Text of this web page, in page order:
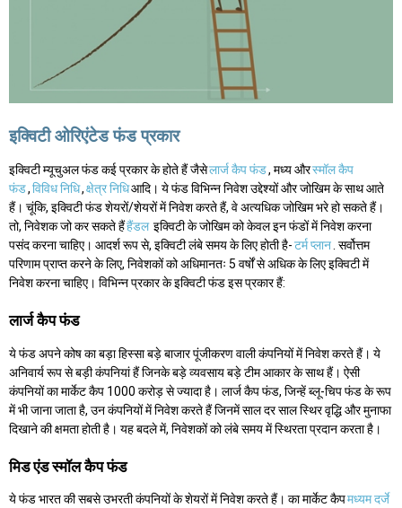
इक्विटी ओरिएंटेड फंड प्रकार
इक्विटी म्यूचुअल फंड कई प्रकार के होते हैं जैसेलार्ज कैप फंड, मध्य औरस्मॉल कैप
फंड,विविध निधि,क्षेत्र निधिआदि। ये फंड विभिन्न निवेश उद्देश्यों और जोखिम के साथ आते
हैं। चूंकि, इक्विटी फंड शेयरों/शेयरों में निवेश करते हैं, वे अत्यधिक जोखिम भरे हो सकते हैं।
तो, निवेशक जो कर सकते हैंहैंडल इक्विटी के जोखिम को केवल इन फंडों में निवेश करना
पसंद करना चाहिए। आदर्श रूप से, इक्विटी लंबे समय के लिए होती है-टर्म प्लान . सर्वोत्तम
परिणाम प्राप्त करने के लिए, निवेशकों को अधिमानतः 5 वर्षों से अधिक के लिए इक्विटी में
निवेश करना चाहिए। विभिन्न प्रकार के इक्विटी फंड इस प्रकार हैं:
लार्ज कैप फंड
ये फंड अपने कोष का बड़ा हिस्सा बड़े बाजार पूंजीकरण वाली कंपनियों में निवेश करते हैं। ये
अनिवार्य रूप से बड़ी कंपनियां हैं जिनके बड़े व्यवसाय बड़े टीम आकार के साथ हैं। ऐसी
कंपनियों का मार्केट कैप 1000 करोड़ से ज्यादा है। लार्ज कैप फंड, जिन्हें ब्लू-चिप फंड के रूप
में भी जाना जाता है, उन कंपनियों में निवेश करते हैं जिनमें साल दर साल स्थिर वृद्धि और मुनाफा
दिखाने की क्षमता होती है। यह बदले में, निवेशकों को लंबे समय में स्थिरता प्रदान करता है।
मिड एंड स्मॉल कैप फंड
ये फंड भारत की सबसे उभरती कंपनियों के शेयरों में निवेश करते हैं। का मार्केट कैपमध्यम दर्जे